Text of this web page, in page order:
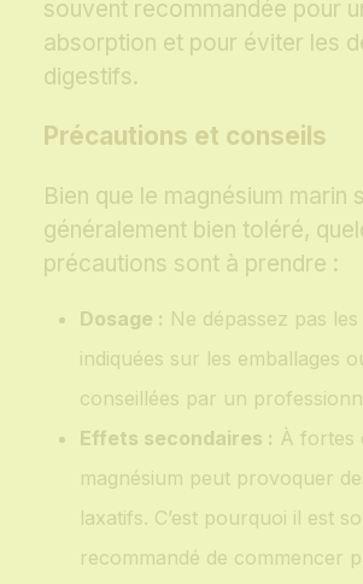
souvent recommandée pour
absorption et pour éviter les
digestifs.
Précautions et conseils
Bien que le magnésium marin
généralement bien toléré,
précautions sont à prendre :
Dosage : Ne dépassez pas les
indiquées sur les emballages
conseillées par un
Effets secondaires : À fortes
magnésium peut provoquer
laxatifs. C’est pourquoi il est
recommandé de commencer